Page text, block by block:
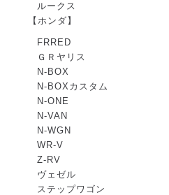
ルークス
【ホンダ】
FRRED
ＧＲヤリス
N-BOX
N-BOXカスタム
N-ONE
N-VAN
N-WGN
WR-V
Z-RV
ヴェゼル
ステップワゴン